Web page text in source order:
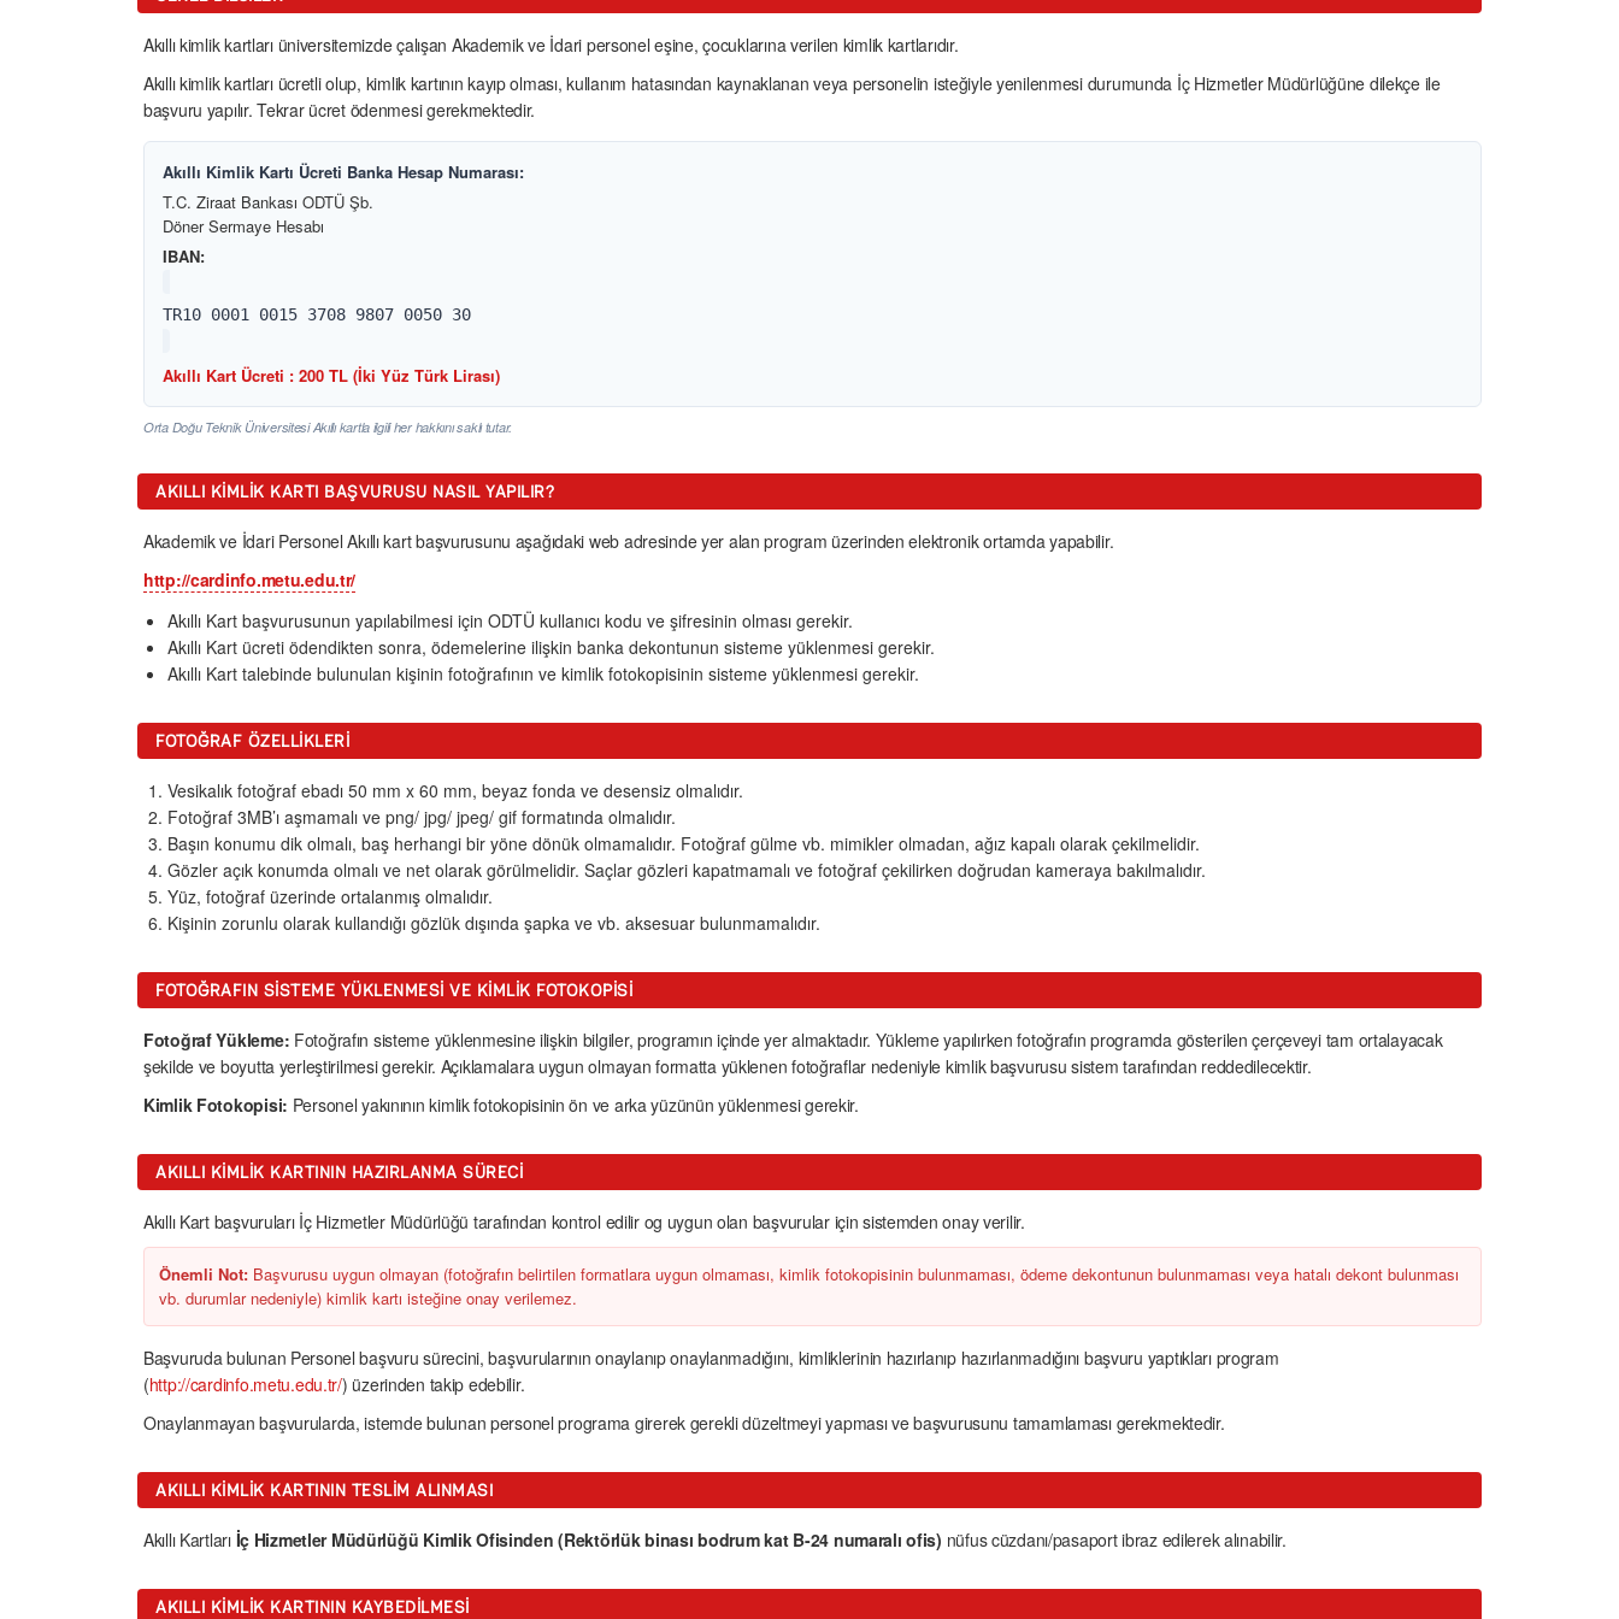
Akıllı kimlik kartları üniversitemizde çalışan Akademik ve İdari personel eşine, çocuklarına verilen kimlik kartlarıdır.
Akıllı kimlik kartları ücretli olup, kimlik kartının kayıp olması, kullanım hatasından kaynaklanan veya personelin isteğiyle yenilenmesi durumunda İç Hizmetler Müdürlüğüne dilekçe ile
başvuru yapılır. Tekrar ücret ödenmesi gerekmektedir.
Akıllı Kimlik Kartı Ücreti Banka Hesap Numarası:
T.C. Ziraat Bankası ODTÜ Şb.
Döner Sermaye Hesabı
IBAN:
TR10 0001 0015 3708 9807 0050 30
Akıllı Kart Ücreti : 200 TL (İki Yüz Türk Lirası)
Orta Doğu Teknik Üniversitesi Akıllı kartla ilgili her hakkını saklı tutar.
AKILLI KIMLIK KARTI BAŞVURUSU NASIL YAPILIR?
Akademik ve İdari Personel Akıllı kart başvurusunu aşağıdaki web adresinde yer alan program üzerinden elektronik ortamda yapabilir.
http://cardinfo.metu.edu.tr/
Akıllı Kart başvurusunun yapılabilmesi için ODTÜ kullanıcı kodu ve şifresinin olması gerekir.
Akıllı Kart ücreti ödendikten sonra, ödemelerine ilişkin banka dekontunun sisteme yüklenmesi gerekir.
Akıllı Kart talebinde bulunulan kişinin fotoğrafının ve kimlik fotokopisinin sisteme yüklenmesi gerekir.
FOTOĞRAF ÖZELLIKLERI
Vesikalık fotoğraf ebadı 50 mm x 60 mm, beyaz fonda ve desensiz olmalıdır.
Fotoğraf 3MB’ı aşmamalı ve png/ jpg/ jpeg/ gif formatında olmalıdır.
Başın konumu dik olmalı, baş herhangi bir yöne dönük olmamalıdır. Fotoğraf gülme vb. mimikler olmadan, ağız kapalı olarak çekilmelidir.
Gözler açık konumda olmalı ve net olarak görülmelidir. Saçlar gözleri kapatmamalı ve fotoğraf çekilirken doğrudan kameraya bakılmalıdır.
Yüz, fotoğraf üzerinde ortalanmış olmalıdır.
Kişinin zorunlu olarak kullandığı gözlük dışında şapka ve vb. aksesuar bulunmamalıdır.
FOTOĞRAFIN SISTEME YÜKLENMESI VE KIMLIK FOTOKOPISI
Fotoğraf Yükleme: Fotoğrafın sisteme yüklenmesine ilişkin bilgiler, programın içinde yer almaktadır. Yükleme yapılırken fotoğrafın programda gösterilen çerçeveyi tam ortalayacak
şekilde ve boyutta yerleştirilmesi gerekir. Açıklamalara uygun olmayan formatta yüklenen fotoğraflar nedeniyle kimlik başvurusu sistem tarafından reddedilecektir.
Kimlik Fotokopisi: Personel yakınının kimlik fotokopisinin ön ve arka yüzünün yüklenmesi gerekir.
AKILLI KIMLIK KARTININ HAZIRLANMA SÜRECI
Akıllı Kart başvuruları İç Hizmetler Müdürlüğü tarafından kontrol edilir og uygun olan başvurular için sistemden onay verilir.
Önemli Not: Başvurusu uygun olmayan (fotoğrafın belirtilen formatlara uygun olmaması, kimlik fotokopisinin bulunmaması, ödeme dekontunun bulunmaması veya hatalı dekont bulunması
vb. durumlar nedeniyle) kimlik kartı isteğine onay verilemez.
Başvuruda bulunan Personel başvuru sürecini, başvurularının onaylanıp onaylanmadığını, kimliklerinin hazırlanıp hazırlanmadığını başvuru yaptıkları program
(http://cardinfo.metu.edu.tr/) üzerinden takip edebilir.
Onaylanmayan başvurularda, istemde bulunan personel programa girerek gerekli düzeltmeyi yapması ve başvurusunu tamamlaması gerekmektedir.
AKILLI KIMLIK KARTININ TESLIM ALINMASI
Akıllı Kartları İç Hizmetler Müdürlüğü Kimlik Ofisinden (Rektörlük binası bodrum kat B-24 numaralı ofis) nüfus cüzdanı/pasaport ibraz edilerek alınabilir.
AKILLI KIMLIK KARTININ KAYBEDILMESI